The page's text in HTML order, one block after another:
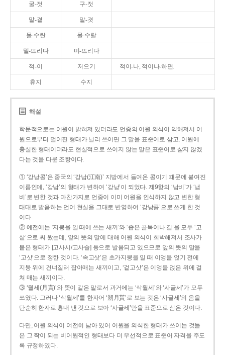
굴-젓 구-젓
말-곁 말-겻
물-수란 물-수랄
밀-뜨리다 미-뜨리다
적-이 저으기 적이-나, 적이나-하면.
휴지 수지
해설
학문적으로는 어원이 밝혀져 있더라도 언중의 어원 의식이 약해져서 어
원으로부터 멀어진 형태가 널리 쓰이면 그 말을 표준어로 삼고, 어원에
충실한 형태이더라도 현실적으로 쓰이지 않는 말은 표준어로 삼지 않겠
다는 것을 다룬 조항이다.
① ‘강낭콩’은 중국의 ‘강남(江南)’ 지방에서 들여온 콩이기 때문에 붙여진
이름인데, ‘강남’의 형태가 변하여 ‘강낭’이 되었다. 제9항의 ‘남비’가 ‘냄
비’로 변한 것과 마찬가지로 언중이 이미 어원을 인식하지 않고 변한 형
태대로 발음하는 언어 현실을 그대로 반영하여 ‘강낭콩’으로 쓰게 한 것
이다.
② 예전에는 ‘지붕을 일 때에 쓰는 새끼’와 ‘좁은 골목이나 길’을 모두 ‘고
샅’으로 써 왔는데, 앞의 뜻의 말에 대해 어원 의식이 희박해져서 조사가
붙은 형태가 [고사시/고사슬] 등으로 발음되고 있으므로 앞의 뜻의 말을
‘고삿’으로 정한 것이다. ‘속고삿’은 초가지붕을 일 때 이엉을 얹기 전에
지붕 위에 건너질러 잡아매는 새끼이고, ‘겉고삿’은 이엉을 얹은 위에 걸
쳐 매는 새끼이다.
③ ‘월세(月貰)’와 뜻이 같은 말로서 과거에는 ‘삭월세’와 ‘사글세’가 모두
쓰였다. 그러나 ‘삭월세’를 한자어 ‘朔月貰’로 보는 것은 ‘사글세’의 음을
단순히 한자로 흉내 낸 것으로 보아 ‘사글세’만을 표준으로 삼은 것이다.
다만, 어원 의식이 여전히 남아 있어 어원을 의식한 형태가 쓰이는 것들
은 그 짝이 되는 비어원적인 형태보다 더 우선적으로 표준어 자격을 주도
록 규정하였다.